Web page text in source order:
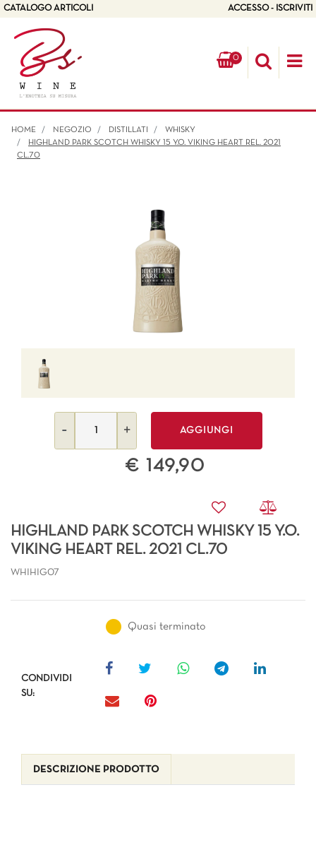
CATALOGO ARTICOLI ACCESSO - ISCRIVITI
0
HOME NEGOZIO DISTILLATI
WHISKY
HIGHLAND PARK SCOTCH WHISKY 15 Y.O. VIKING HEART REL. 2021
CL.70
AGGIUNGI
€ 149,90
HIGHLAND PARK SCOTCH WHISKY 15 Y.O.
VIKING HEART REL. 2021 CL.70
WHIHIG07
Quasi terminato
CONDIVIDI
SU:
DESCRIZIONE PRODOTTO